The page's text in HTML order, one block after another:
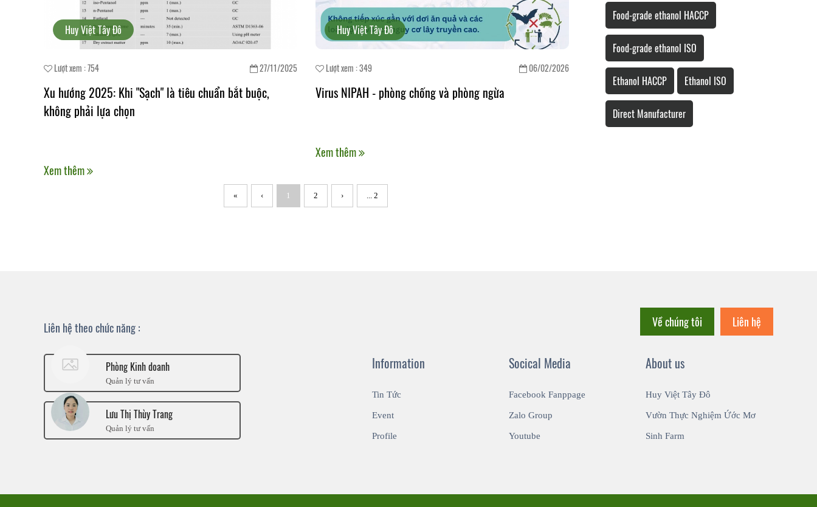
Huy Việt Tây Đô
Lượt xem : 754 27/11/2025
Xu hướng 2025: Khi "Sạch" là tiêu chuẩn bắt buộc,
không phải lựa chọn
Xem thêm
Huy Việt Tây Đô
Lượt xem : 349 06/02/2026
Virus NIPAH - phòng chống và phòng ngừa
Xem thêm
« ‹ 1 2 › ... 2
Food-grade ethanol HACCP
Food-grade ethanol ISO
Ethanol HACCP Ethanol ISO
Direct Manufacturer
Liên hệ theo chức năng :
Phòng Kinh doanh
Quản lý tư vấn
Lưu Thị Thùy Trang
Quản lý tư vấn
Về chúng tôi Liên hệ
Information
Tin Tức
Event
Profile
Socical Media
Facebook Fanppage
Zalo Group
Youtube
About us
Huy Việt Tây Đô
Vườn Thực Nghiệm Ứớc Mơ
Sinh Farm